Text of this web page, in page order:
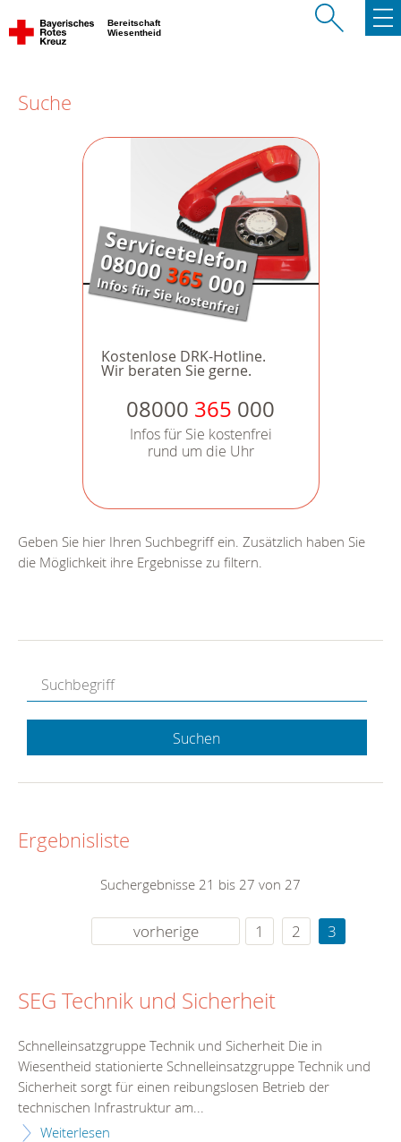
Bereitschaft
Wiesentheid
Suche
Kostenlose DRK-Hotline.
Wir beraten Sie gerne.
08000 365 000
Infos für Sie kostenfrei
rund um die Uhr
Geben Sie hier Ihren Suchbegriff ein. Zusätzlich haben Sie
die Möglichkeit ihre Ergebnisse zu filtern.
Suchen
Ergebnisliste
Suchergebnisse 21 bis 27 von 27
vorherige 1 2 3
SEG Technik und Sicherheit
Schnelleinsatzgruppe Technik und Sicherheit Die in
Wiesentheid stationierte Schnelleinsatzgruppe Technik und
Sicherheit sorgt für einen reibungslosen Betrieb der
technischen Infrastruktur am...
Weiterlesen